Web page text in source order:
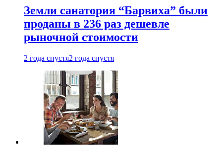
Земли санатория “Барвиха” были
проданы в 236 раз дешевле
рыночной стоимости
2 года спустя2 года спустя